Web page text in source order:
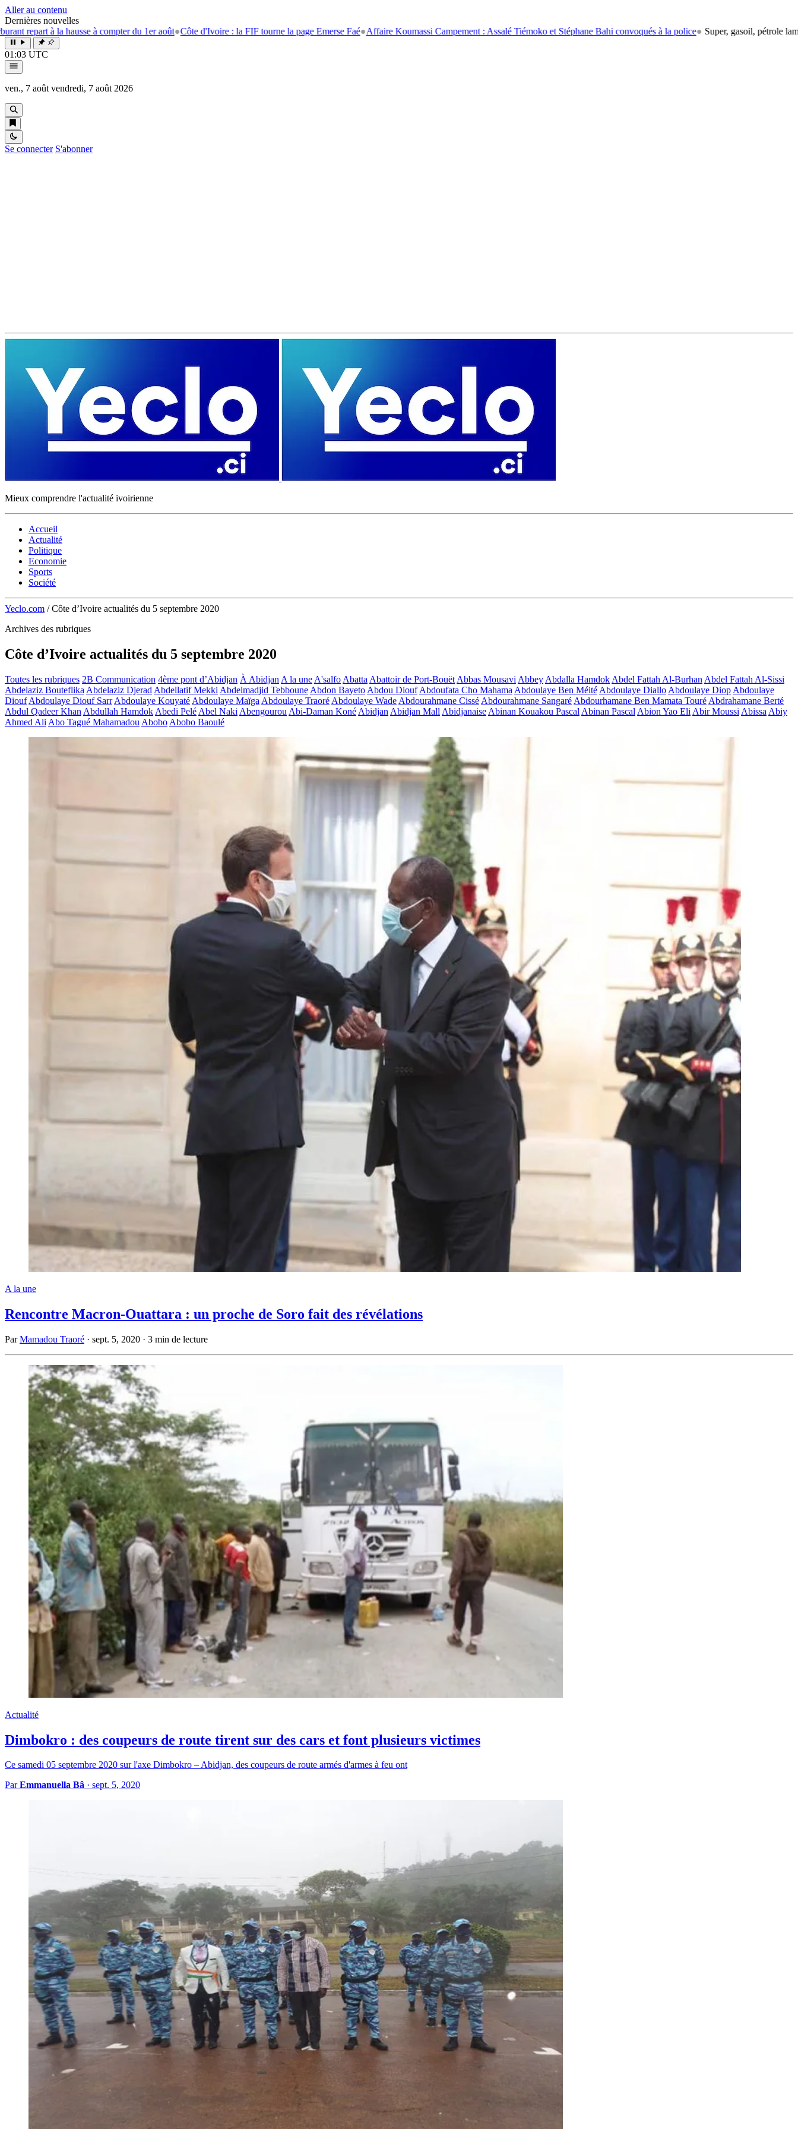
Aller au contenu
Dernières nouvelles
à la hausse à compter du 1er août● Côte d'Ivoire : la FIF tourne la page Emerse Faé●Affaire Koumassi Campement : Assalé Tiémoko et Stéphane Bahi convoqués à la police● Super, gasoil, pétrole lampant: le
01:03 UTC
ven., 7 août vendredi, 7 août 2026
Se connecter S'abonner
Mieux comprendre l'actualité ivoirienne
Accueil
Actualité
Politique
Economie
Sports
Société
Yeclo.com / Côte d’Ivoire actualités du 5 septembre 2020
Archives des rubriques
Côte d’Ivoire actualités du 5 septembre 2020
Toutes les rubriques 2B Communication 4ème pont d’Abidjan À Abidjan A la une A'salfo Abatta Abattoir de Port-Bouët Abbas Mousavi Abbey Abdalla Hamdok Abdel Fattah Al-Burhan Abdel Fattah Al-Sissi
Abdelaziz Bouteflika Abdelaziz Djerad Abdellatif Mekki Abdelmadjid Tebboune Abdon Bayeto Abdou Diouf Abdoufata Cho Mahama Abdoulaye Ben Méité Abdoulaye Diallo Abdoulaye Diop Abdoulaye
Diouf Abdoulaye Diouf Sarr Abdoulaye Kouyaté Abdoulaye Maïga Abdoulaye Traoré Abdoulaye Wade Abdourahmane Cissé Abdourahmane Sangaré Abdourhamane Ben Mamata Touré Abdrahamane Berté
Abdul Qadeer Khan Abdullah Hamdok Abedi Pelé Abel Naki Abengourou Abi-Daman Koné Abidjan Abidjan Mall Abidjanaise Abinan Kouakou Pascal Abinan Pascal Abion Yao Eli Abir Moussi Abissa Abiy
Ahmed Ali Abo Tagué Mahamadou Abobo Abobo Baoulé
A la une
Rencontre Macron-Ouattara : un proche de Soro fait des révélations
ParMamadou Traoré · sept. 5, 2020 · 3 min de lecture
Actualité
Dimbokro : des coupeurs de route tirent sur des cars et font plusieurs victimes
Ce samedi 05 septembre 2020 sur l'axe Dimbokro – Abidjan, des coupeurs de route armés d'armes à feu ont
ParEmmanuella Bâ · sept. 5, 2020